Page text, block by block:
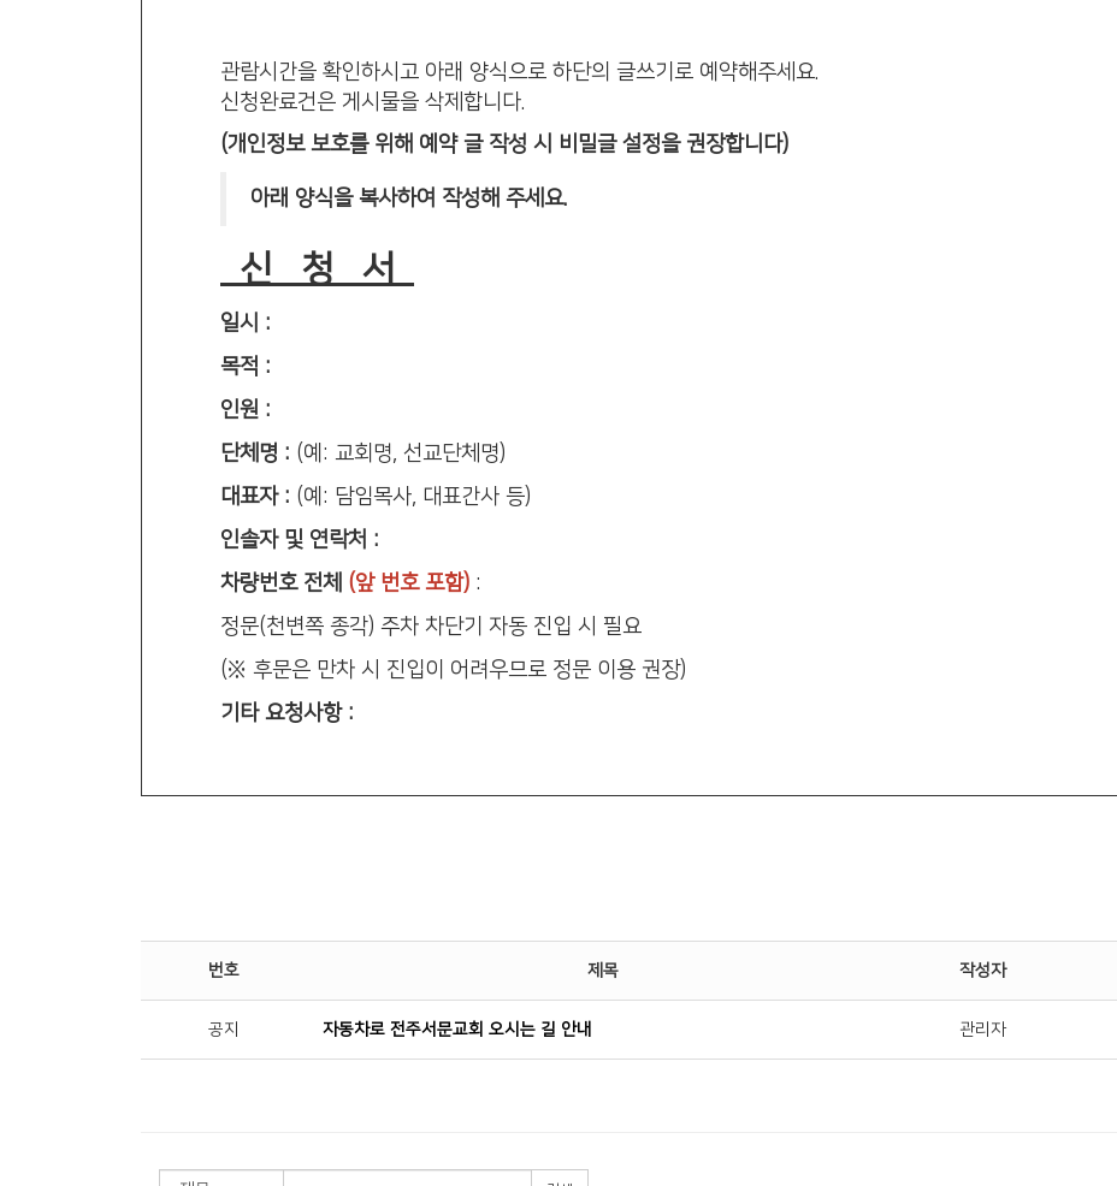
관람시간을 확인하시고 아래 양식으로 하단의 글쓰기로 예약해주세요.
신청완료건은 게시물을 삭제합니다.
(개인정보 보호를 위해 예약 글 작성 시 비밀글 설정을 권장합니다)
아래 양식을 복사하여 작성해 주세요.
신 청 서
일시 :
목적 :
인원 :
단체명 : (예: 교회명, 선교단체명)
대표자 : (예: 담임목사, 대표간사 등)
인솔자 및 연락처 :
차량번호 전체 (앞 번호 포함) :
정문(천변쪽 종각) 주차 차단기 자동 진입 시 필요
(※ 후문은 만차 시 진입이 어려우므로 정문 이용 권장)
기타 요청사항 :
번호 제목 작성자
공지 자동차로 전주서문교회 오시는 길 안내 관리자